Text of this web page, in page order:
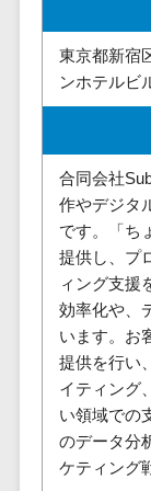
画
東京都新宿
ンホテルビ
合同会社
作やデジタ
です。「ち
提供し、プ
ィング支援
効率化や、
います。お
提供を行い
イティング
い領域での
のデータ分
ケティング